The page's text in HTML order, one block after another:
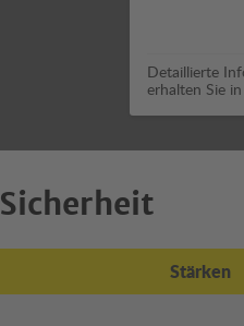
Detaillierte
erhalten Sie
Sicherheit
Stärken